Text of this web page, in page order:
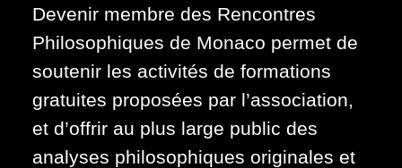
Devenir membre des Rencontres
Philosophiques de Monaco permet de
soutenir les activités de formations
gratuites proposées par l’association,
et d’offrir au plus large public des
analyses philosophiques originales et